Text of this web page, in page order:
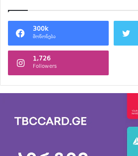
300k
მოწონება
1,726
Followers